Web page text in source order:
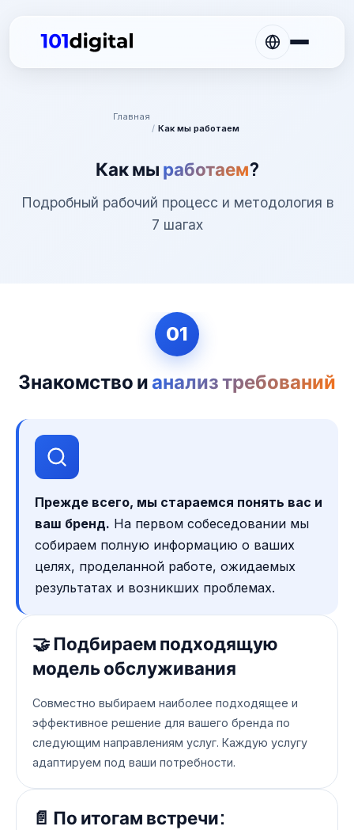
Главная
/ Как мы работаем
Как мы работаем?
Подробный рабочий процесс и методология в
7 шагах
01
Знакомство ианализ требований
Прежде всего, мы стараемся понять вас и
ваш бренд. На первом собеседовании мы
собираем полную информацию о ваших
целях, проделанной работе, ожидаемых
результатах и возникших проблемах.
🤝 Подбираем подходящую
модель обслуживания
Совместно выбираем наиболее подходящее и
эффективное решение для вашего бренда по
следующим направлениям услуг. Каждую услугу
адаптируем под ваши потребности.
📄 По итогам встречи: